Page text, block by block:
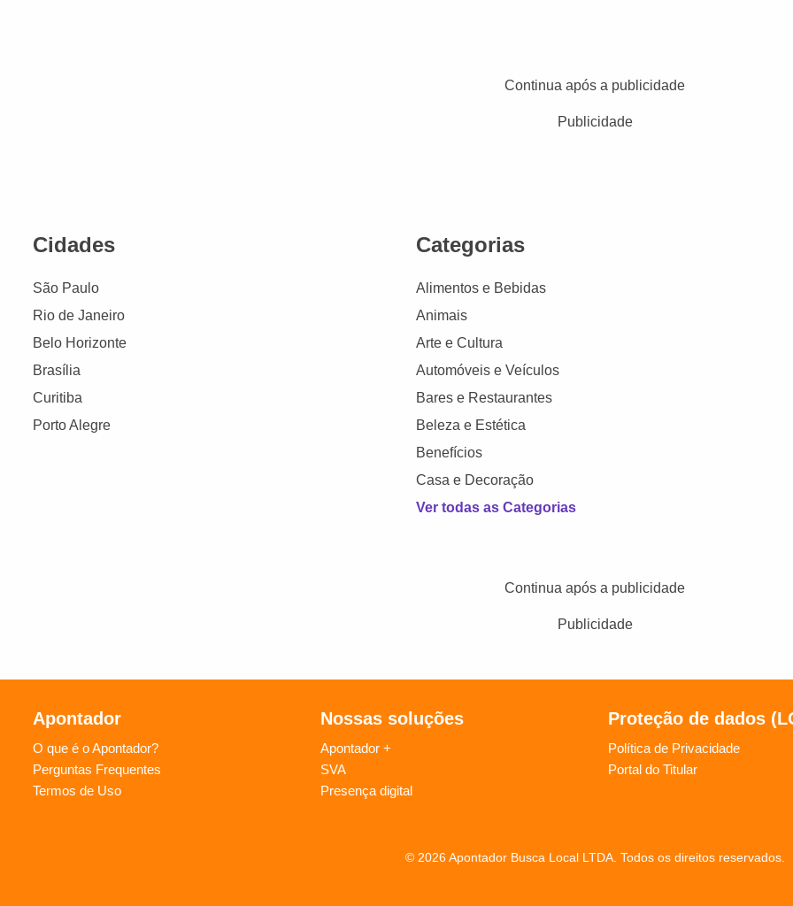
Continua após a publicidade
Publicidade
Cidades
São Paulo
Rio de Janeiro
Belo Horizonte
Brasília
Curitiba
Porto Alegre
Categorias
Alimentos e Bebidas
Animais
Arte e Cultura
Automóveis e Veículos
Bares e Restaurantes
Beleza e Estética
Benefícios
Casa e Decoração
Ver todas as Categorias
Continua após a publicidade
Publicidade
Apontador
O que é o Apontador?
Perguntas Frequentes
Termos de Uso
Nossas soluções
Apontador +
SVA
Presença digital
Proteção de dados
Política de Privacidade
Portal do Titular
© 2026 Apontador Busca Local LTDA. Todos os direitos reservados.